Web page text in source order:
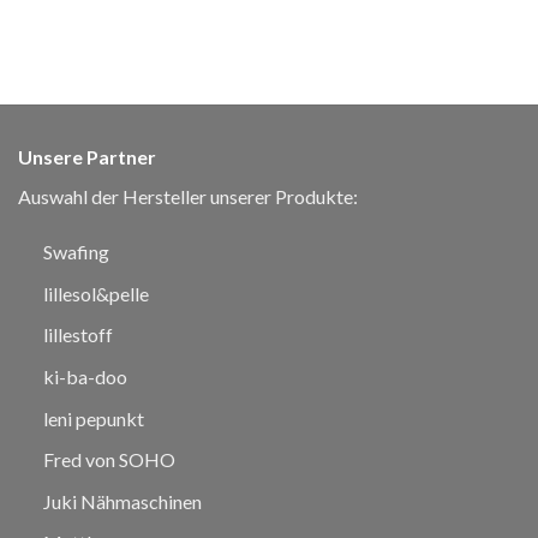
Unsere Partner
Auswahl der Hersteller unserer Produkte:
Swafing
lillesol&pelle
lillestoff
ki-ba-doo
leni pepunkt
Fred von SOHO
Juki Nähmaschinen